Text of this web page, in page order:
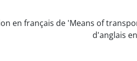
en français de 'Means of
d'anglais